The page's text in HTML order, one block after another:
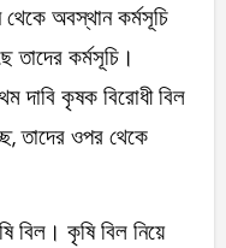
থেকে অবস্থান কর্মসূচি
তাদের কর্মসূচি।
দাবি কৃষক বিরোধী বিল
তাদের ওপর থেকে
বিল। কৃষি বিল নিয়ে